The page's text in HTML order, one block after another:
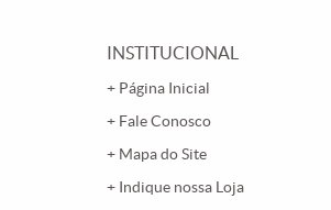
INSTITUCIONAL
Página Inicial
Fale Conosco
Mapa do Site
Indique nossa Loja